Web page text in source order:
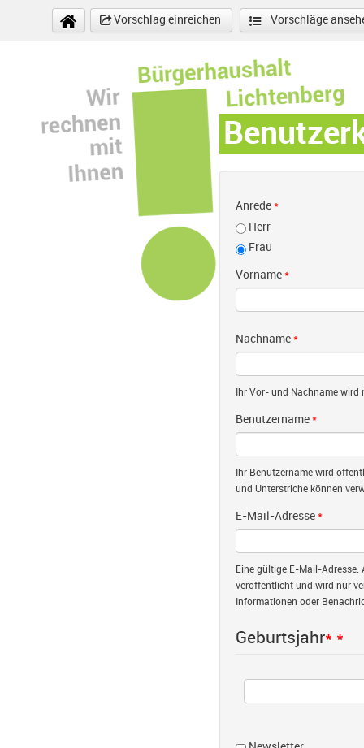
Direkt zum Inhalt
Vorschlag einreichen
Vorschläge
Anrede *
Herr
Frau
Vorname *
Nachname *
Ihr Vor- und Nachname
Benutzername *
Ihr Benutzername wird
und Unterstriche können
E-Mail-Adresse *
Eine gültige E-Mail-Adresse.
veröffentlicht und wird nur
Informationen oder
Geburtsjahr* *